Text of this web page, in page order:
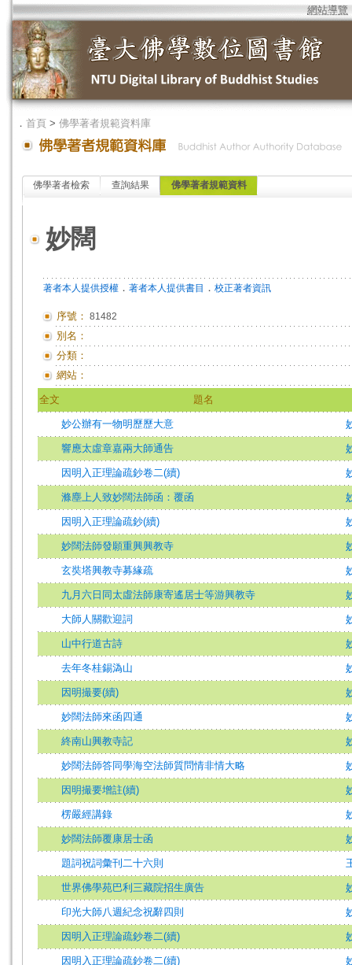
網站導覽
． 首頁 > 佛學著者規範資料庫
佛學著者檢索 查詢結果 佛學著者規範資料
妙闊
著者本人提供授權 ． 著者本人提供書目 ． 校正著者資訊
序號： 81482
別名：
分類：
網站：
全文 題名
妙公辦有一物明歷歷大意
響應太虛章嘉兩大師通告
因明入正理論疏鈔卷二(續)
滌塵上人致妙闊法師函：覆函
因明入正理論疏鈔(續)
妙闊法師發願重興興教寺
玄奘塔興教寺募緣疏
九月六日同太虛法師康寄遙居士等游興教寺
大師人關歡迎詞
山中行道古詩
去年冬桂錫溈山
因明撮要(續)
妙闊法師來函四通
終南山興教寺記
妙闊法師答同學海空法師質問情非情大略
因明撮要增註(續)
楞嚴經講錄
妙闊法師覆康居士函
題詞祝詞彙刊二十六則
世界佛學苑巴利三藏院招生廣告
印光大師八週紀念祝辭四則
因明入正理論疏鈔卷二(續)
因明入正理論疏鈔卷二(續)